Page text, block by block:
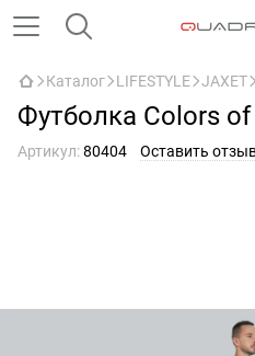
Каталог LIFESTYLE JAXET
Футболка Colors
Артикул:80404 Оставить